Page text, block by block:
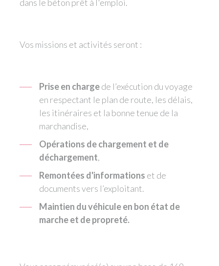
dans le béton prêt à l'emploi.
Vos missions et activités seront :
Prise en chargede l’exécution du voyage
en respectant le plan de route, les délais,
les itinéraires et la bonne tenue de la
marchandise,
Opérations de chargement et de
déchargement,
Remontées d'informations et de
documents vers l’exploitant.
Maintien du véhicule en bon état de
marche et de propreté.